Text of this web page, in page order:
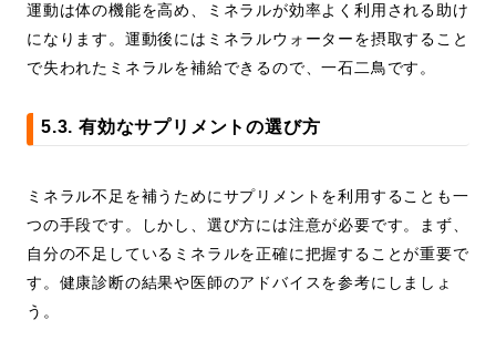
運動は体の機能を高め、ミネラルが効率よく利用される助け
になります。運動後にはミネラルウォーターを摂取すること
で失われたミネラルを補給できるので、一石二鳥です。
5.3. 有効なサプリメントの選び方
ミネラル不足を補うためにサプリメントを利用することも一
つの手段です。しかし、選び方には注意が必要です。まず、
自分の不足しているミネラルを正確に把握することが重要で
す。健康診断の結果や医師のアドバイスを参考にしましょ
う。